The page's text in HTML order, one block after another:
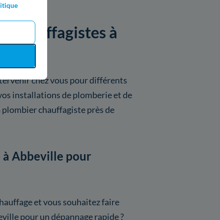
chauffagistes à
chez vous pour différents
installations de plomberie et de
chauffagiste près de
à Abbeville pour
et vous souhaitez faire
pour un dépannage rapide ?